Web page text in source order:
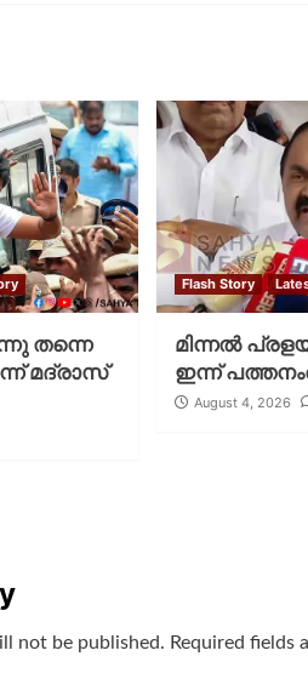
തന്നെ
മദ്രാസ്
Flash Story
മിന്നല്‍
ഇന്ന്
August 4, 2026
not be published. Required fields